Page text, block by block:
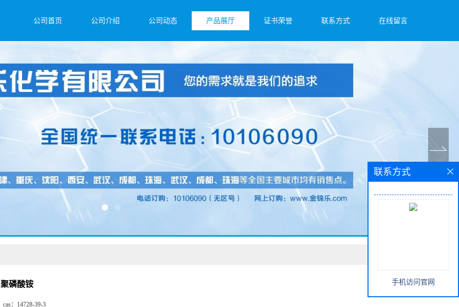
公司首页 公司介绍 公司动态 产品展厅 证书荣誉 联系方式 在线留言
聚磷酸铵
cas： 14728-39-3
联系方式
手机访问官网